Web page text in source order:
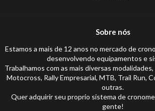
Sobre nós
Estamos a mais de 12 anos no mercado de
desenvolvendo equipamentos e
Trabalhamos com as mais diversas
Motocross, Rally Empresarial, MTB, Trail Run,
outras.
Quer adquirir seu proprio sistema de
gente!